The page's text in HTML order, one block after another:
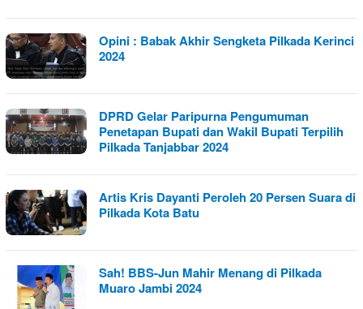
Opini : Babak Akhir Sengketa Pilkada Kerinci
2024
DPRD Gelar Paripurna Pengumuman
Penetapan Bupati dan Wakil Bupati Terpilih
Pilkada Tanjabbar 2024
Artis Kris Dayanti Peroleh 20 Persen Suara di
Pilkada Kota Batu
Sah! BBS-Jun Mahir Menang di Pilkada
Muaro Jambi 2024